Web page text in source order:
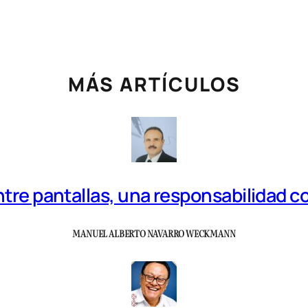
MÁS ARTÍCULOS
pantallas, una responsabilidad
MANUEL ALBERTO NAVARRO WECKMANN